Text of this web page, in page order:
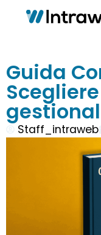
Guida
Staff_intraweb